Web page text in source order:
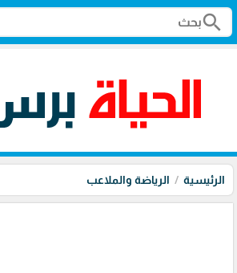
search
الرئيسية الرياضة والملاعب